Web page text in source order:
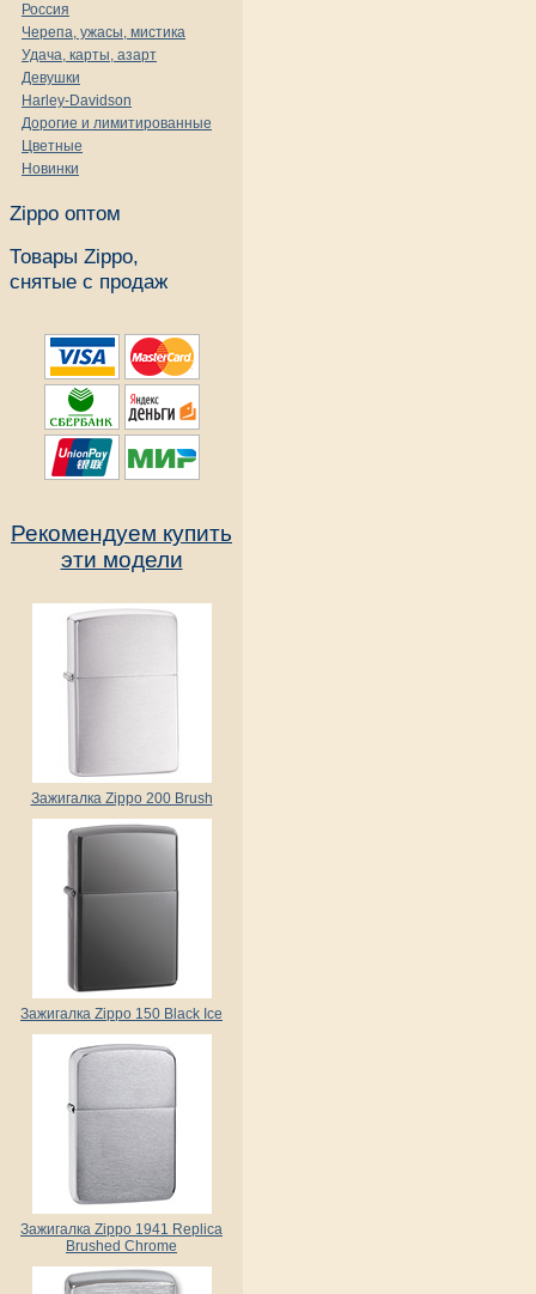
Россия
Черепа, ужасы, мистика
Удача, карты, азарт
Девушки
Harley-Davidson
Дорогие и лимитированные
Цветные
Новинки
Zippo оптом
Товары Zippo,
снятые с продаж
Рекомендуем купить
эти модели
Зажигалка Zippo 200 Brush
Зажигалка Zippo 150 Black Ice
Зажигалка Zippo 1941 Replica
Brushed Chrome